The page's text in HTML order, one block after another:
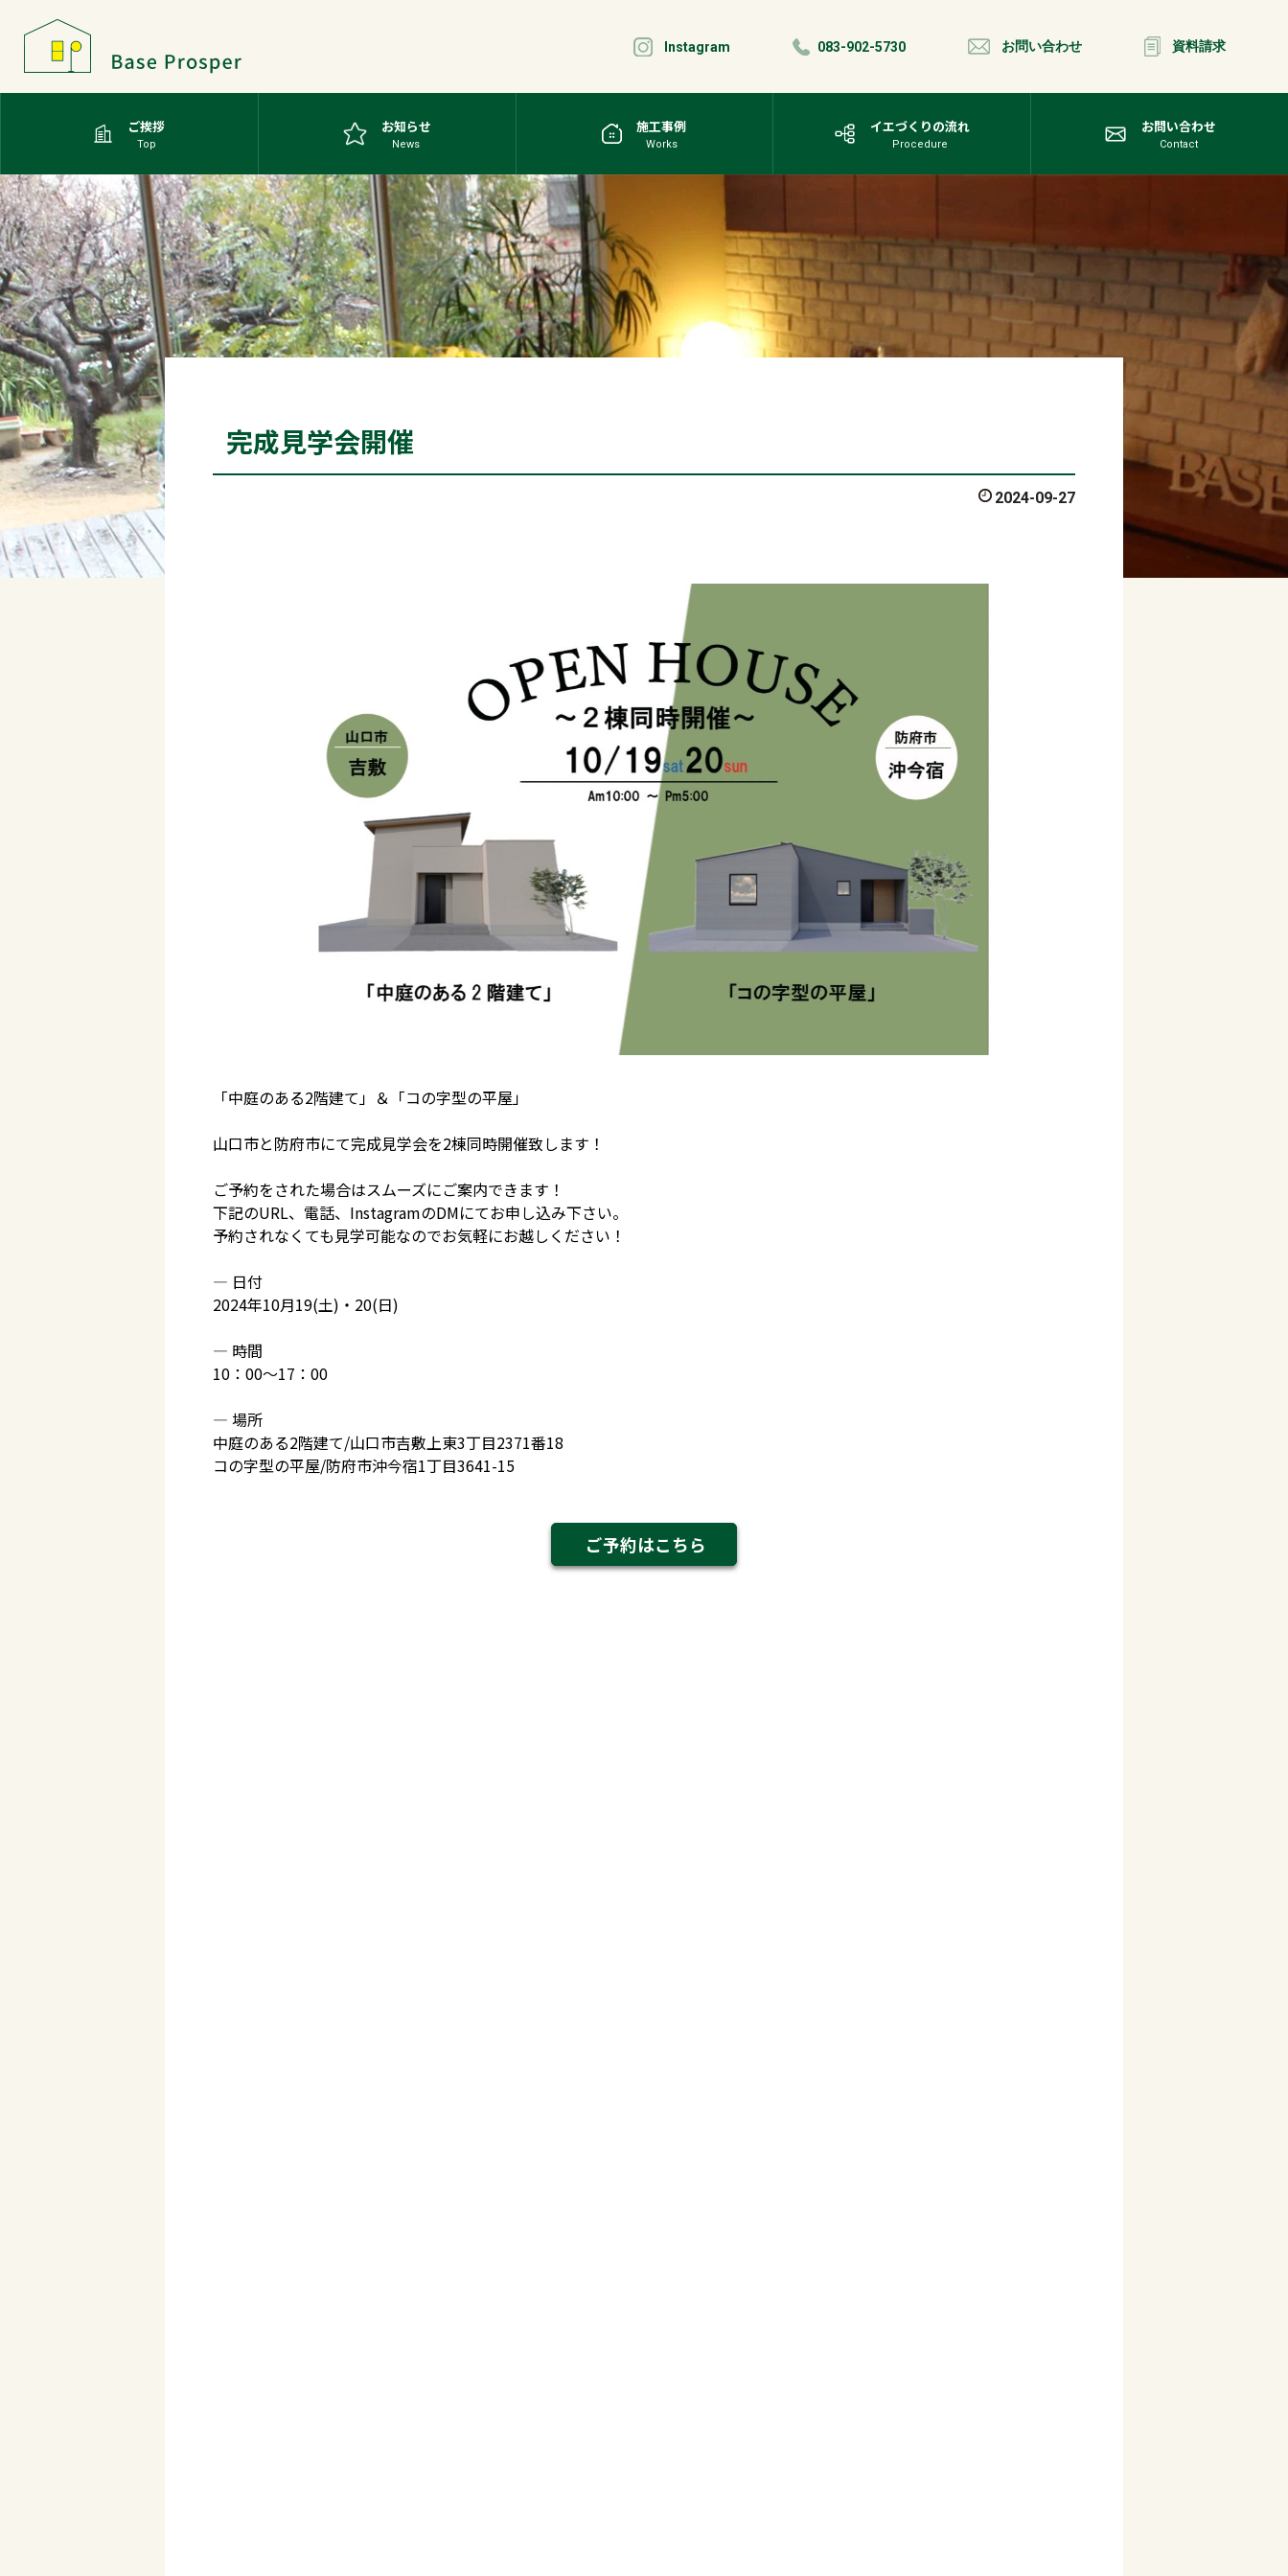
Instagram 083-902-5730 お問い合わせ 資料請求
ご挨拶
Top
お知らせ
News
施工事例
Works
イエづくりの流れ
Procedure
お問い合わせ
Contact
完成見学会開催
2024-09-27
「中庭のある2階建て」＆「コの字型の平屋」
山口市と防府市にて完成見学会を2棟同時開催致します！
ご予約をされた場合はスムーズにご案内できます！
下記のURL、電話、InstagramのDMにてお申し込み下さい。
予約されなくても見学可能なのでお気軽にお越しください！
― 日付
2024年10月19(土)・20(日)
― 時間
10：00～17：00
― 場所
中庭のある2階建て/山口市吉敷上東3丁目2371番18
コの字型の平屋/防府市沖今宿1丁目3641-15
ご予約はこちら